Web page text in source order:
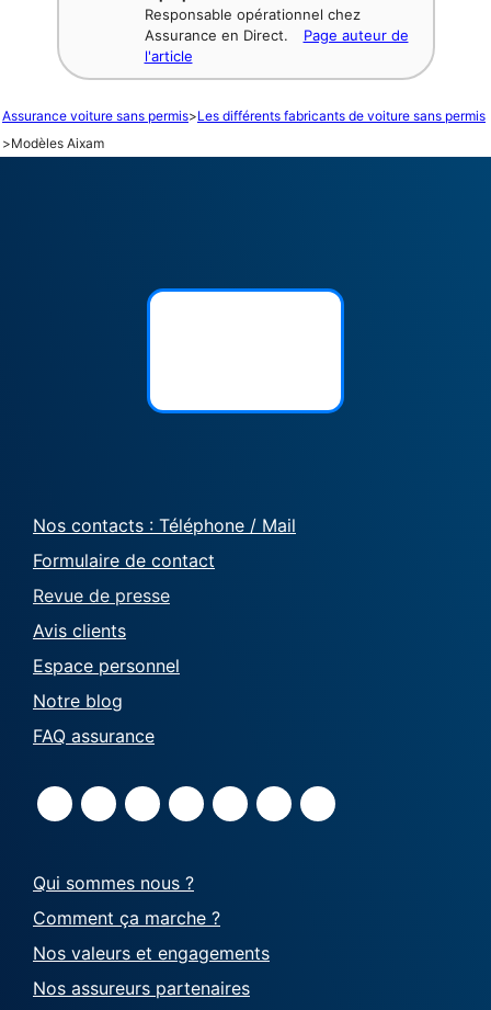
Responsable opérationnel chez
Assurance en Direct.
Page auteur de
l'article
Assurance voiture sans permis>Les différents fabricants de voiture sans permis
>Modèles Aixam
Nos contacts : Téléphone / Mail
Formulaire de contact
Revue de presse
Avis clients
Espace personnel
Notre blog
FAQ assurance
Qui sommes nous ?
Comment ça marche ?
Nos valeurs et engagements
Nos assureurs partenaires